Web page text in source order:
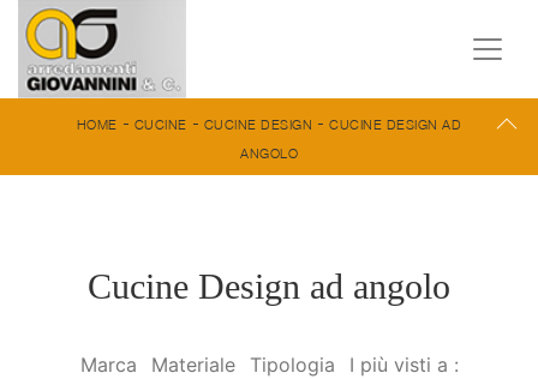
HOME - CUCINE - CUCINE DESIGN -CUCINE DESIGN AD
ANGOLO
Cucine Design ad angolo
Marca Materiale Tipologia I più visti a :